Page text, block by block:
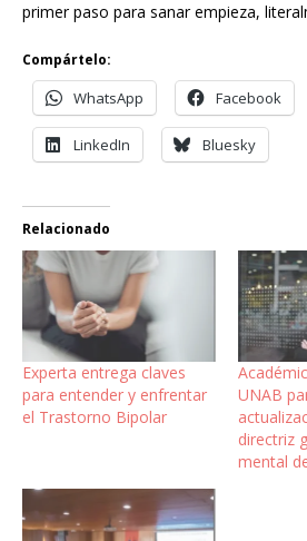
primer paso para sanar empieza,
Compártelo:
WhatsApp Facebook
LinkedIn Bluesky
Relacionado
Experta entrega claves
para entender y enfrentar
el Trastorno Bipolar
UNAB
directriz
mental